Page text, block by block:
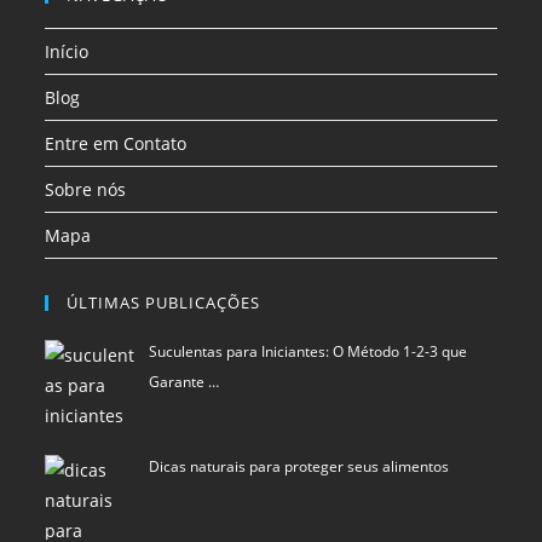
aba
aba
nova
aba
aba
aba
Início
Blog
Entre em Contato
Sobre nós
Mapa
ÚLTIMAS PUBLICAÇÕES
Suculentas para Iniciantes: O Método 1-2-3 que
Garante …
Dicas naturais para proteger seus alimentos